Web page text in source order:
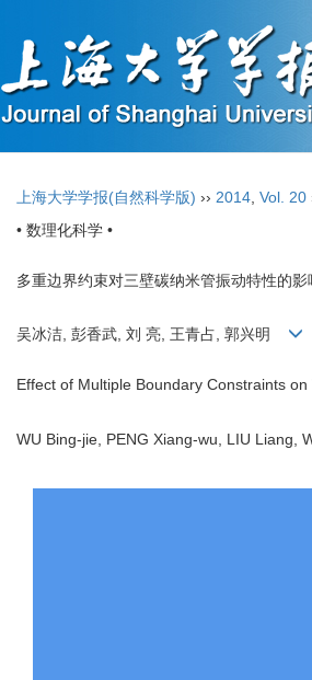
上海大学学报(自然科学版) ›› 2014 Vol. 20
• 数理化科学 •
多重边界约束对三壁碳纳米管振动特性的影
吴冰洁, 彭香武, 刘 亮, 王青占, 郭兴明
Effect of Multiple Boundary Constraints
WU Bing-jie, PENG Xiang-wu, LIU